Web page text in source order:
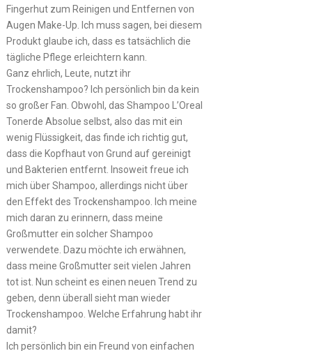
Fingerhut zum Reinigen und Entfernen von
Augen Make-Up. Ich muss sagen, bei diesem
Produkt glaube ich, dass es tatsächlich die
tägliche Pflege erleichtern kann.
Ganz ehrlich, Leute, nutzt ihr
Trockenshampoo? Ich persönlich bin da kein
so großer Fan. Obwohl, das Shampoo L’Oreal
Tonerde Absolue selbst, also das mit ein
wenig Flüssigkeit, das finde ich richtig gut,
dass die Kopfhaut von Grund auf gereinigt
und Bakterien entfernt. Insoweit freue ich
mich über Shampoo, allerdings nicht über
den Effekt des Trockenshampoo. Ich meine
mich daran zu erinnern, dass meine
Großmutter ein solcher Shampoo
verwendete. Dazu möchte ich erwähnen,
dass meine Großmutter seit vielen Jahren
tot ist. Nun scheint es einen neuen Trend zu
geben, denn überall sieht man wieder
Trockenshampoo. Welche Erfahrung habt ihr
damit?
Ich persönlich bin ein Freund von einfachen